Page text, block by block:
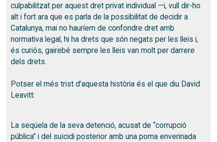
culpabilitzat per aquest dret privat individual —i, vull dir-ho
alt i fort ara que es parla de la possibilitat de decidir a
Catalunya, mai no hauríem de confondre dret amb
normativa legal; hi ha drets que són negats per les lleis i,
és curiós, gairebé sempre les lleis van molt per darrere
dels drets.
Potser el més trist d’aquesta història és el que diu David
Leavitt:
La seqüela de la seva detenció, acusat de “corrupció
pública” i del suïcidi posterior amb una poma enverinada